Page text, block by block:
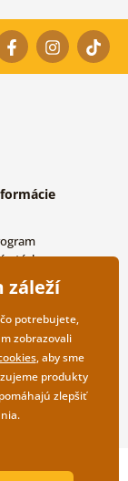
otázky
spolupráca
záleží
potrebujete,
zobrazovali
, aby sme
produkty
zlepšiť